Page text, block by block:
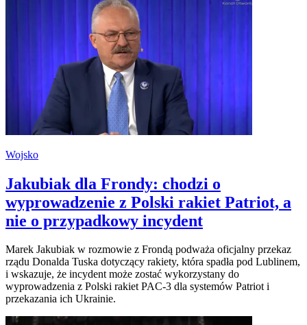
Wojsko
Jakubiak dla Frondy: chodzi o
wyprowadzenie z Polski rakiet Patriot, a
nie o przypadkowy incydent
Marek Jakubiak w rozmowie z Frondą podważa oficjalny przekaz
rządu Donalda Tuska dotyczący rakiety, która spadła pod Lublinem,
i wskazuje, że incydent może zostać wykorzystany do
wyprowadzenia z Polski rakiet PAC-3 dla systemów Patriot i
przekazania ich Ukrainie.